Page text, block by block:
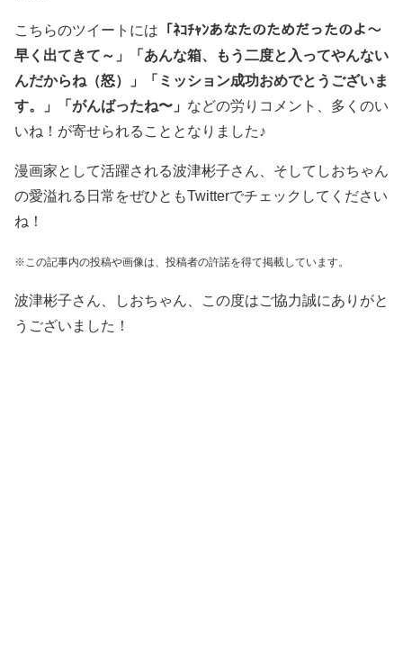
こちらのツイートには 「ﾈｺﾁｬﾝあなたのためだったのよ～
早く出てきて～」「あんな箱、もう二度と入ってやんない
んだからね（怒）」「ミッション成功おめでとうございま
す。」「がんばったね〜」 などの労りコメント、多くのい
いね！が寄せられることとなりました♪
漫画家として活躍される波津彬子さん、そしてしおちゃん
の愛溢れる日常をぜひともTwitterでチェックしてください
ね！
※この記事内の投稿や画像は、投稿者の許諾を得て掲載しています。
波津彬子さん、しおちゃん、この度はご協力誠にありがと
うございました！